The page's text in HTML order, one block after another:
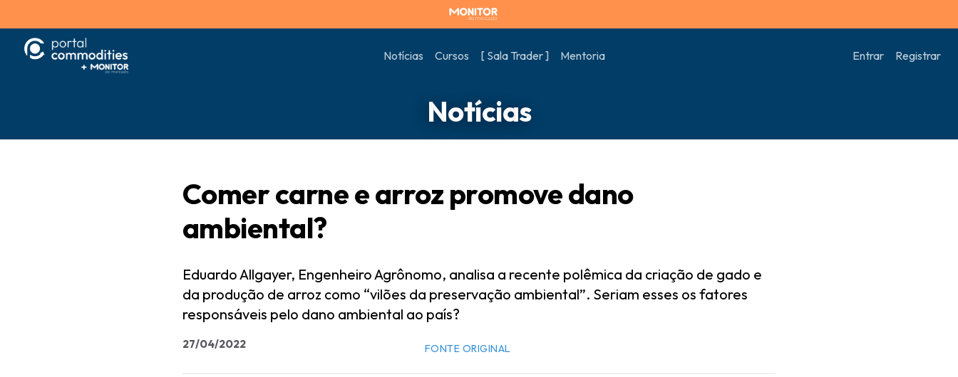
Notícias Cursos [ Sala Trader ] Mentoria Entrar Registrar
Notícias
Comer carne e arroz promove dano
ambiental?
Eduardo Allgayer, Engenheiro Agrônomo, analisa a recente polêmica da criação de gado e
da produção de arroz como “vilões da preservação ambiental”. Seriam esses os fatores
responsáveis pelo dano ambiental ao país?
27/04/2022 FONTE ORIGINAL